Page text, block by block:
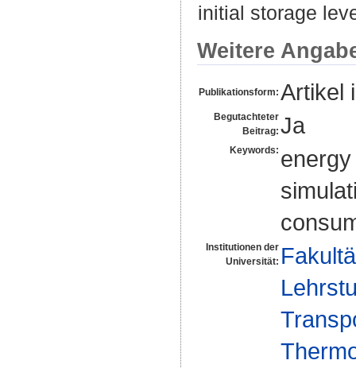
initial storage
Weitere
Publikationsform: Artikel
Begutachteter
Beitrag: Ja
Keywords:
Institutionen der
Universität: